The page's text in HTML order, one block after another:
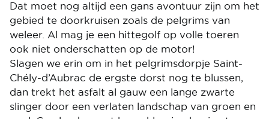
Dat moet nog altijd een gans avontuur zijn om het
gebied te doorkruisen zoals de pelgrims van
weleer. Al mag je een hittegolf op volle toeren
ook niet onderschatten op de motor!
Slagen we erin om in het pelgrimsdorpje Saint-
Chély-d’Aubrac de ergste dorst nog te blussen,
dan trekt het asfalt al gauw een lange zwarte
slinger door een verlaten landschap van groen en